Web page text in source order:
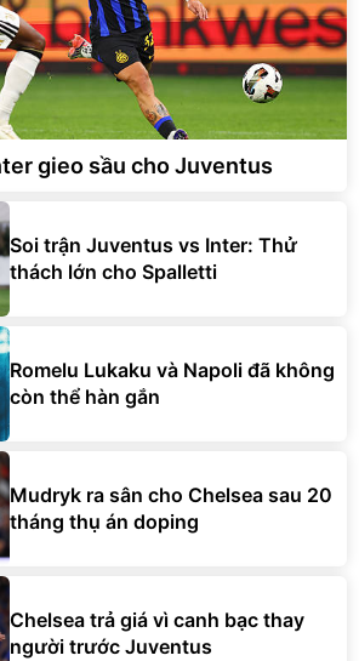
gieo sầu cho Juventus
Soi trận Juventus vs Inter: Thử
thách lớn cho Spalletti
Romelu Lukaku và Napoli đã không
còn thể hàn gắn
Mudryk ra sân cho Chelsea sau 20
tháng thụ án doping
Chelsea trả giá vì canh bạc thay
người trước Juventus